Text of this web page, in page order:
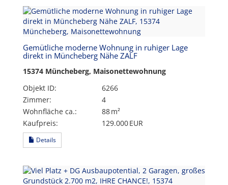
Gemütliche moderne Wohnung in ruhiger Lage
direkt in Müncheberg Nähe ZALF
15374 Müncheberg, Maisonettewohnung
Objekt ID:
6266
Zimmer:
4
Wohnfläche ca.:
88 m²
Kaufpreis:
129.000 EUR
Details